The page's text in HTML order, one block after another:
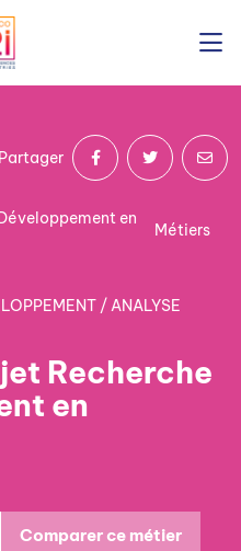
en
Métiers
/ ANALYSE
Recherche
en
Comparer ce métier
Partager